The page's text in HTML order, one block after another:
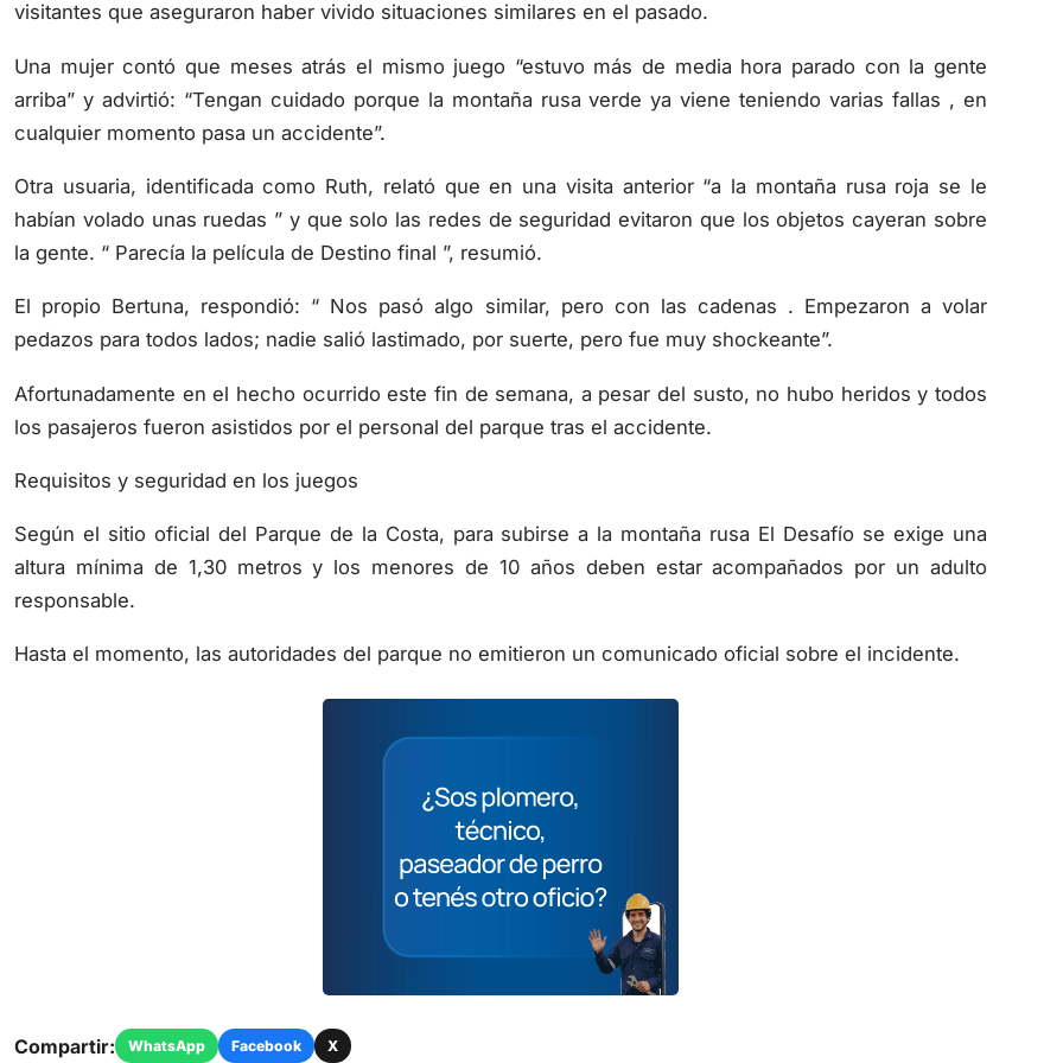
arriba” y advirtió: “Tengan cuidado porque la montaña rusa verde ya viene teniendo varias fallas , en
cualquier momento pasa un accidente”.
Otra usuaria, identificada como Ruth, relató que en una visita anterior “a la montaña rusa roja se le
habían volado unas ruedas ” y que solo las redes de seguridad evitaron que los objetos cayeran sobre
la gente. “ Parecía la película de Destino final ”, resumió.
El propio Bertuna, respondió: “ Nos pasó algo similar, pero con las cadenas . Empezaron a volar
pedazos para todos lados; nadie salió lastimado, por suerte, pero fue muy shockeante”.
los pasajeros fueron asistidos por el personal del parque tras el accidente.
Según el sitio oficial del Parque de la Costa, para subirse a la montaña rusa El Desafío se exige una
altura mínima de 1,30 metros y los menores de 10 años deben estar acompañados por un adulto
Hasta el momento, las autoridades del parque no emitieron un comunicado oficial sobre el incidente.
WhatsApp Facebook X